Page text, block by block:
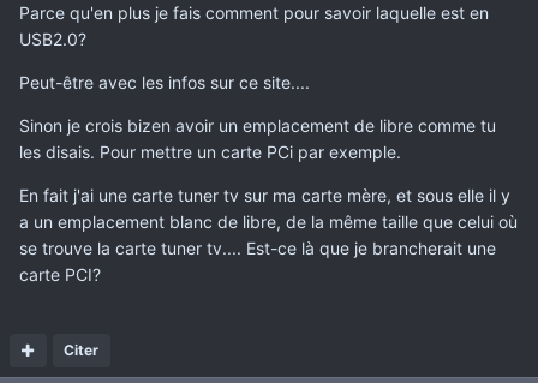
Parce qu'en plus je fais comment pour savoir laquelle est en
USB2.0?
Peut-être avec les infos sur ce site....
Sinon je crois bizen avoir un emplacement de libre comme tu
les disais. Pour mettre un carte PCi par exemple.
En fait j'ai une carte tuner tv sur ma carte mère, et sous elle il y
a un emplacement blanc de libre, de la même taille que celui où
se trouve la carte tuner tv.... Est-ce là que je brancherait une
carte PCI?
Citer